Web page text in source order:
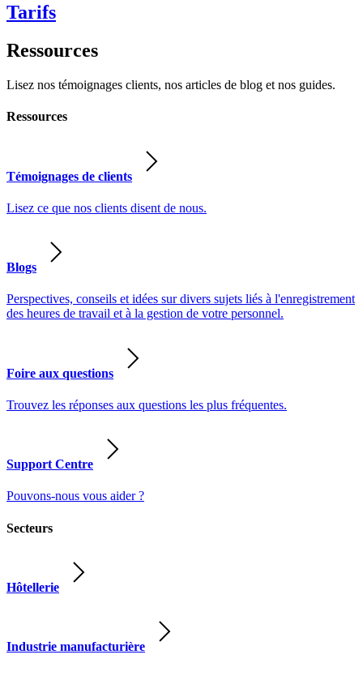
Tarifs
Ressources
Lisez nos témoignages clients, nos articles de blog et nos guides.
Ressources
Témoignages de clients
Lisez ce que nos clients disent de nous.
Blogs
Perspectives, conseils et idées sur divers sujets liés à l'enregistrement
des heures de travail et à la gestion de votre personnel.
Foire aux questions
Trouvez les réponses aux questions les plus fréquentes.
Support Centre
Pouvons-nous vous aider ?
Secteurs
Hôtellerie
Industrie manufacturière